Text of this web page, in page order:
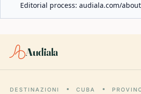
Editorial process: audiala.com/
Audiala
DESTINAZIONI CUBA